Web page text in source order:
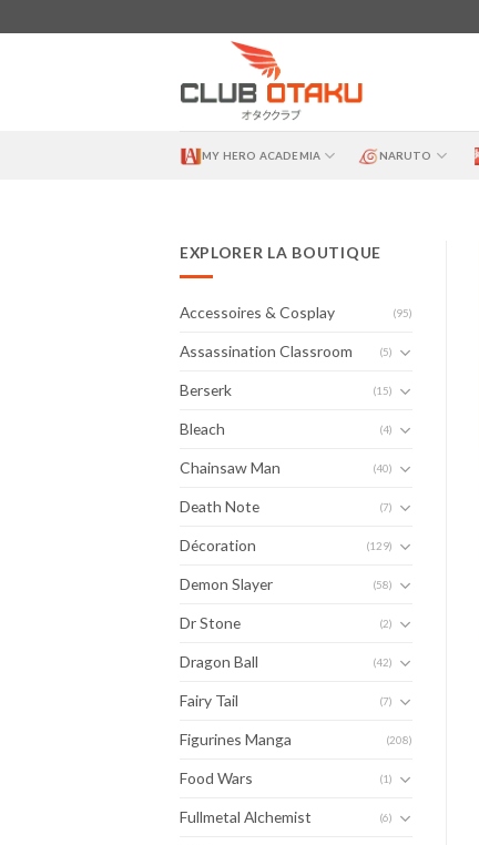
to
MY HERO ACADEMIA NARUTO
EXPLORER LA BOUTIQUE
Accessoires & Cosplay (95)
Assassination Classroom (5)
Berserk (15)
Bleach (4)
Chainsaw Man (40)
Death Note (7)
Décoration (129)
Demon Slayer (58)
Dr Stone (2)
Dragon Ball (42)
Fairy Tail (7)
Figurines Manga (208)
Food Wars (1)
Fullmetal Alchemist (6)